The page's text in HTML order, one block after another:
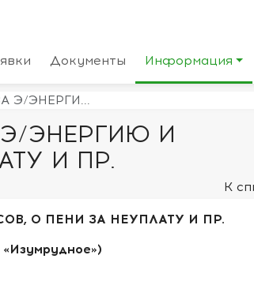
Документы Информация
Э/ЭНЕРГИ...
ЭНЕРГИЮ И
И ПР.
К
О ПЕНИ ЗА НЕУПЛАТУ И ПР.